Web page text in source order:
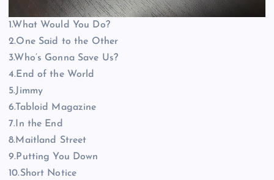
1.What Would You Do?
2.One Said to the Other
3.Who’s Gonna Save Us?
4.End of the World
5.Jimmy
6.Tabloid Magazine
7.In the End
8.Maitland Street
9.Putting You Down
10.Short Notice